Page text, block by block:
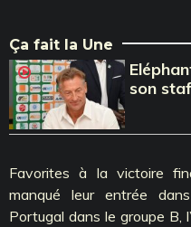
Ça fait la Une
son
Favorites à la victoire
manqué leur entrée
Portugal dans le groupe B,